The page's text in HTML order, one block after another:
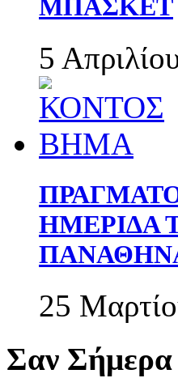
ΜΠΑΣΚΕΤ
5
ΗΜΕΡΙΔΑ
25
Σαν Σήμερα